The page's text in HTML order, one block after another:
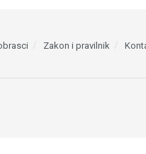
Zakon i pravilnik